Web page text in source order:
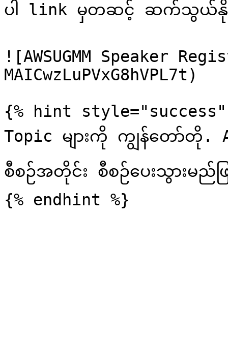
ပါ link မှတဆင့် ဆက်သွယ်နိုင်
![AWSUGMM Speaker
MAICwzLuPVxG8hVPL7t)
{% hint style="success"
Topic များကို ကျွန်တော်တို.
စီစဉ်အတိုင်း စီစဉ်ပေးသွားမည်ဖ